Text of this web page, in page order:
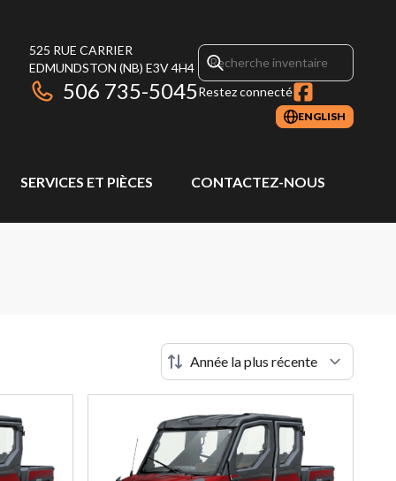
525 RUE CARRIER
EDMUNDSTON (NB) E3V 4H4
506 735-5045Restez connecté
ENGLISH
SERVICES ET PIÈCES CONTACTEZ-NOUS